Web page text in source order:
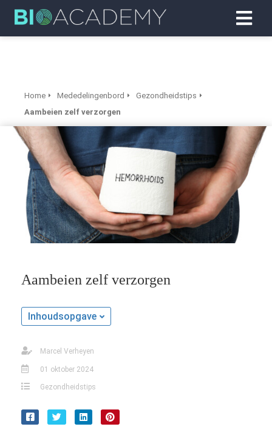
Home Mededelingenbord
Gezondheidstips
Aambeien zelf verzorgen
Aambeien zelf verzorgen
Inhoudsopgave
Marcel Verheyen
01 oktober 2024
Gezondheidstips